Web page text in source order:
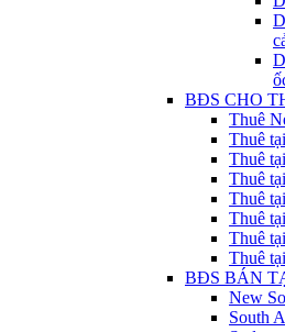
BĐS CHO
Thuê
Thuê
Thuê
Thuê
Thuê
Thuê
Thuê
Thuê
BĐS BÁN
New
South